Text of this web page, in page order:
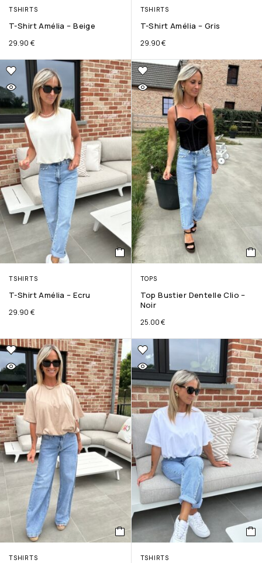
TSHIRTS
T-Shirt Amélia – Beige
29.90 €
TSHIRTS
T-Shirt Amélia – Gris
29.90€
TSHIRTS
T-Shirt Amélia – Ecru
29.90 €
TOPS
Top Bustier Dentelle Clio –
Noir
25.00€
TSHIRTS TSHIRTS